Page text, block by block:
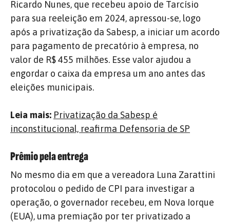
Ricardo Nunes, que recebeu apoio de Tarcísio
para sua reeleição em 2024, apressou-se, logo
após a privatização da Sabesp, a iniciar um acordo
para pagamento de precatório à empresa, no
valor de R$ 455 milhões. Esse valor ajudou a
engordar o caixa da empresa um ano antes das
eleições municipais.
Leia mais: Privatização da Sabesp é
inconstitucional, reafirma Defensoria de SP
Prêmio pela entrega
No mesmo dia em que a vereadora Luna Zarattini
protocolou o pedido de CPI para investigar a
operação, o governador recebeu, em Nova Iorque
(EUA), uma premiação por ter privatizado a